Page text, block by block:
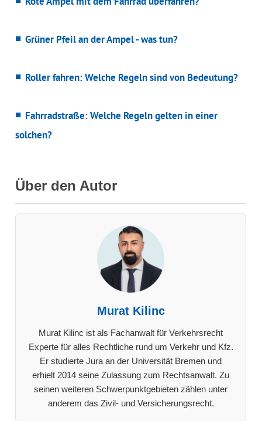
Grüner Pfeil an der Ampel - was tun?
Roller fahren: Welche Regeln sind von Bedeutung?
Fahrradstraße: Welche Regeln gelten in einer
solchen?
Über den Autor
Murat Kilinc
Murat Kilinc ist als Fachanwalt für Verkehrsrecht
Experte für alles Rechtliche rund um Verkehr und Kfz.
Er studierte Jura an der Universität Bremen und
erhielt 2014 seine Zulassung zum Rechtsanwalt. Zu
seinen weiteren Schwerpunktgebieten zählen unter
anderem das Zivil- und Versicherungsrecht.